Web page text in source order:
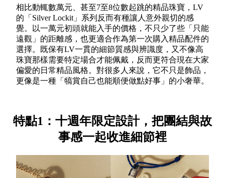
相比動輒數萬元、甚至7至8位數起跳的精品珠寶，LV
的「Silver Lockit」系列反而有種讓人意外親切的感
覺。以一萬元初頭就能入手的價格，不只少了些「只能
遠觀」的距離感，也更適合作為第一次購入精品配件的
選擇。既保有LV一貫的細節質感與辨識度，又不像高
珠寶那樣需要特定場合才能佩戴，反而更符合現在大家
偏愛的日常精品風格。對很多人來說，它不只是飾品，
更像是一種「犒賞自己也能順便做點好事」的小奢華。
特點1：十週年限定設計，把團結與故
事感一起收進細節裡